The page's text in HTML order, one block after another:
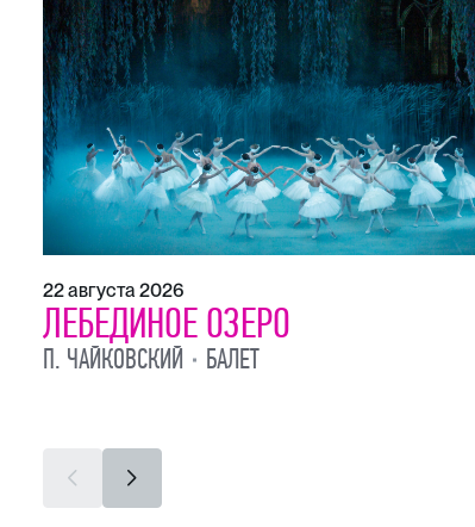
22 августа 2026
ЛЕБЕДИНОЕ ОЗЕРО
П. ЧАЙКОВСКИЙ БАЛЕТ